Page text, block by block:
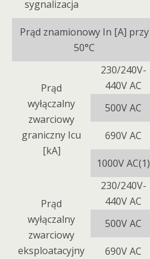
sygnalizacja
Prąd znamionowy In [A] przy
50°C
Prąd
wyłączalny
zwarciowy
graniczny Icu
[kA]
230/240V-
440V AC
500V AC
690V AC
1000V AC(1)
Prąd
wyłączalny
zwarciowy
eksploatacyjny
230/240V-
440V AC
500V AC
690V AC